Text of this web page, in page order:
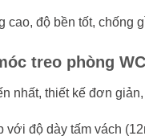
cao, độ bền tốt,
treo phòng
nhất, thiết kế đơn
độ dày tấm vách